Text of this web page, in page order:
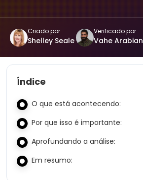
Criado por
Shelley Seale
Verificado por
Vahe Arabian
Índice
O que está acontecendo:
Por que isso é importante:
Aprofundando a análise:
Em resumo: